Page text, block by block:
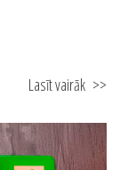
Lasīt vairāk >>